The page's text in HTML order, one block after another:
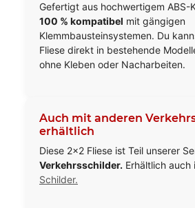
Gefertigt aus hochwertigem ABS-
100 % kompatibel mit gängigen
Klemmbausteinsystemen. Du
Fliese direkt in bestehende
ohne Kleben oder Nacharbeiten.
Auch mit anderen
erhältlich
Diese 2×2 Fliese ist Teil unserer
Verkehrsschilder. Erhältlich auch
Schilder.